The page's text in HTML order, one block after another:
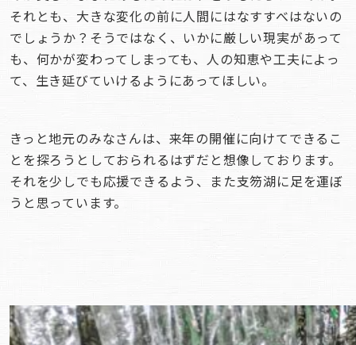
それとも、大きな変化の前に人間にはなすすべはないの
でしょうか？そうではなく、いかに厳しい現実があって
も、何かが変わってしまっても、人の知恵や工夫によっ
て、生き延びていけるようにあってほしい。
きっと地元のみなさんは、来年の開催に向けてできるこ
とを探ろうとしておられるはずだと想像しております。
それを少しでも応援できるよう、また支笏湖に足を運ぼ
うと思っています。